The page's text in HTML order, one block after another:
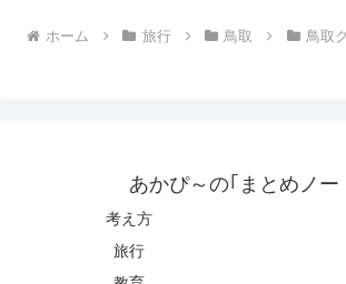
ホーム 旅行 鳥取 鳥取
あかぴ～の｢まとめノー
考え方
旅行